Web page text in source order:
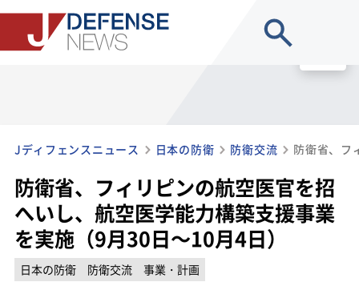
Jディフェンスニュース 日本の防衛 防衛交流
防衛省、フィリピンの航空医官を招
へいし、航空医学能力構築支援事業
を実施（9月30日～10月4日）
日本の防衛 防衛交流
事業・計画